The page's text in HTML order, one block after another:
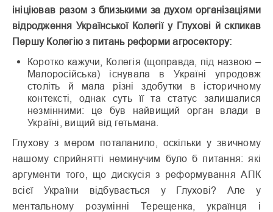
ініціював разом з близькими за духом організаціями
відродження Української Колегії у Глухові й скликав
Першу Колегію з питань реформи агросектору:
Коротко кажучи, Колегія (щоправда, під назвою –
Малоросійська) існувала в Україні упродовж
століть й мала різні здобутки в історичному
контексті, однак суть її та статус залишалися
незмінними: це був найвищий орган влади в
Україні, вищий від гетьмана.
Глухову з мером поталанило, оскільки у звичному
нашому сприйнятті неминучим було б питання: які
аргументи того, що дискусія з реформування АПК
всієї України відбувається у Глухові? Але у
ментальному розумінні Терещенка, українця і